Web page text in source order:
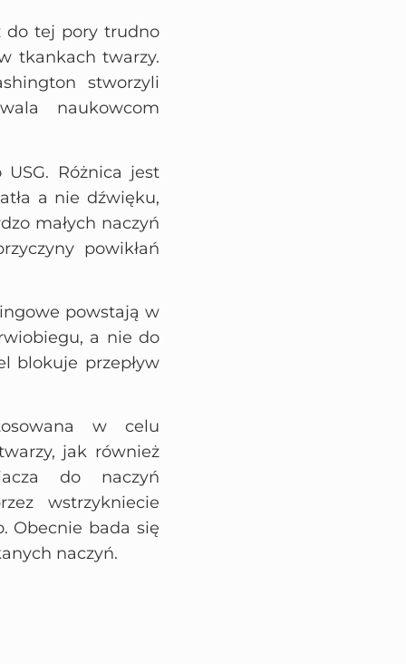
do tej pory trudno
tkankach twarzy.
stworzyli
naukowcom
Różnica jest
a nie dźwięku,
małych naczyń
powikłań
powstają w
a nie do
blokuje przepływ
w celu
jak również
do naczyń
wstrzykniecie
Obecnie bada się
naczyń.